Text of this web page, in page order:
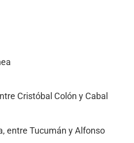
Cristóbal Colón y Cabal
entre Tucumán y Alfonso